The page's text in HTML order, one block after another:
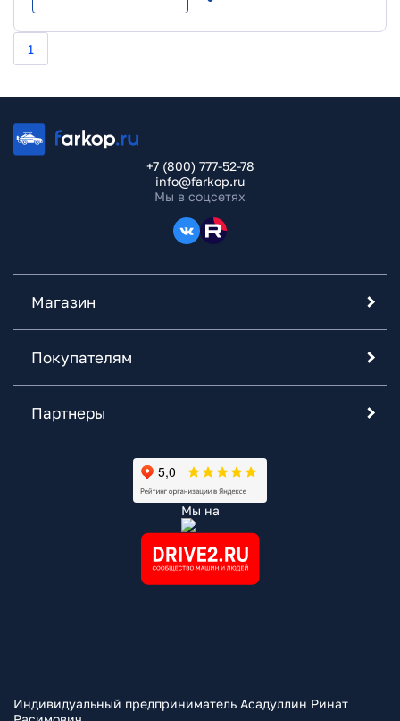
1
+7 (800) 777-52-78
info@farkop.ru
Мы в соцсетях
Магазин
Покупателям
Партнеры
Мы на
Индивидуальный предприниматель Асадуллин Ринат